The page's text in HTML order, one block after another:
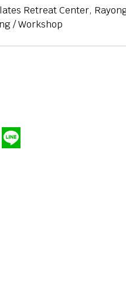
Retreat Center,
/ Workshop